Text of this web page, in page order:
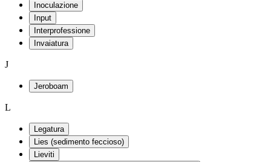
Inoculazione
Input
Interprofessione
Invaiatura
J
Jeroboam
L
Legatura
Lies (sedimento feccioso)
Lieviti